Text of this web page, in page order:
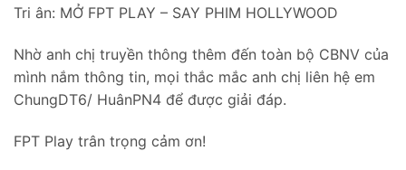
Tri ân: MỞ FPT PLAY – SAY PHIM HOLLYWOOD
Nhờ anh chị truyền thông thêm đến toàn bộ CBNV của
mình nắm thông tin, mọi thắc mắc anh chị liên hệ em
ChungDT6/ HuânPN4 để được giải đáp.
FPT Play trân trọng cảm ơn!